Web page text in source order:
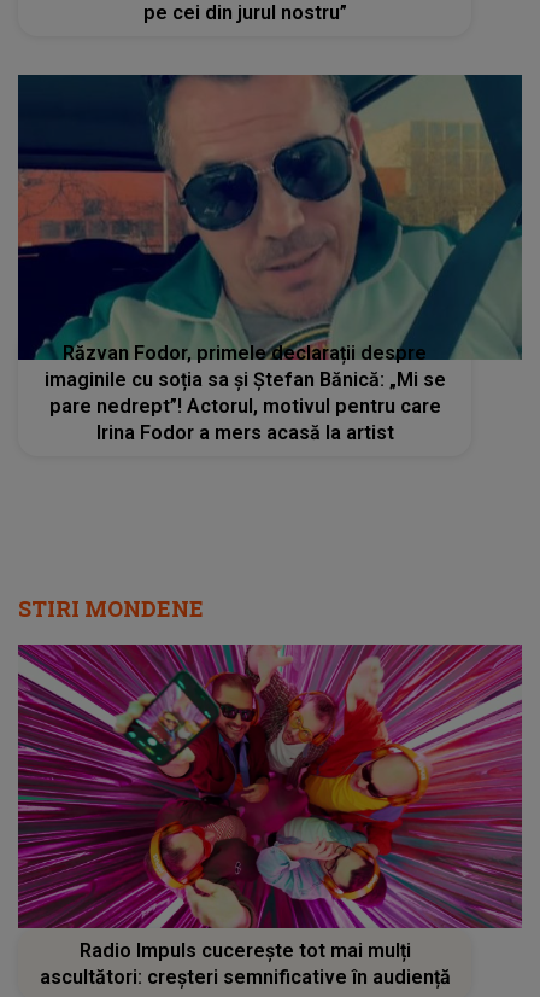
pe cei din jurul nostru”
Răzvan Fodor, primele declarații despre
imaginile cu soția sa și Ștefan Bănică: „Mi se
pare nedrept”! Actorul, motivul pentru care
Irina Fodor a mers acasă la artist
STIRI MONDENE
Radio Impuls cucerește tot mai mulți
ascultători: creșteri semnificative în audiență